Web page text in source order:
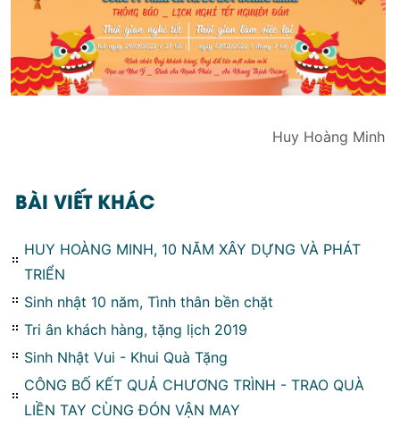
Huy Hoàng Minh
BÀI VIẾT KHÁC
HUY HOÀNG MINH, 10 NĂM XÂY DỰNG VÀ PHÁT
TRIỂN
Sinh nhật 10 năm, Tình thân bền chặt
Tri ân khách hàng, tặng lịch 2019
Sinh Nhật Vui - Khui Quà Tặng
CÔNG BỐ KẾT QUẢ CHƯƠNG TRÌNH - TRAO QUÀ
LIỀN TAY CÙNG ĐÓN VẬN MAY